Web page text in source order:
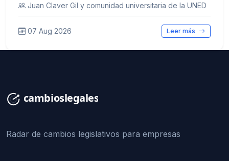
Juan Claver Gil y comunidad universitaria de la UNED
07 Aug 2026 Leer más
Radar de cambios legislativos para empresas